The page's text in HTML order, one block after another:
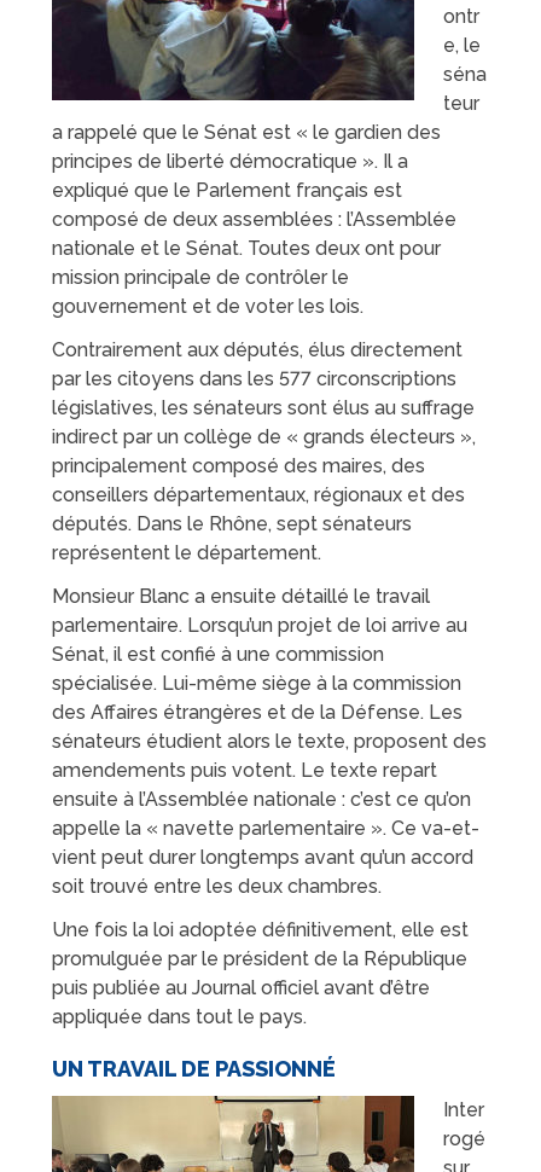
ontr
e, le
séna
teur
a rappelé que le Sénat est « le gardien des
principes de liberté démocratique ». Il a
expliqué que le Parlement français est
composé de deux assemblées : l’Assemblée
nationale et le Sénat. Toutes deux ont pour
mission principale de contrôler le
gouvernement et de voter les lois.
Contrairement aux députés, élus directement
par les citoyens dans les 577 circonscriptions
législatives, les sénateurs sont élus au suffrage
indirect par un collège de « grands électeurs »,
principalement composé des maires, des
conseillers départementaux, régionaux et des
députés. Dans le Rhône, sept sénateurs
représentent le département.
Monsieur Blanc a ensuite détaillé le travail
parlementaire. Lorsqu’un projet de loi arrive au
Sénat, il est confié à une commission
spécialisée. Lui-même siège à la commission
des Affaires étrangères et de la Défense. Les
sénateurs étudient alors le texte, proposent des
amendements puis votent. Le texte repart
ensuite à l’Assemblée nationale : c’est ce qu’on
appelle la « navette parlementaire ». Ce va-et-
vient peut durer longtemps avant qu’un accord
soit trouvé entre les deux chambres.
Une fois la loi adoptée définitivement, elle est
promulguée par le président de la République
puis publiée au Journal officiel avant d’être
appliquée dans tout le pays.
UN TRAVAIL DE PASSIONNÉ
Inter
rogé